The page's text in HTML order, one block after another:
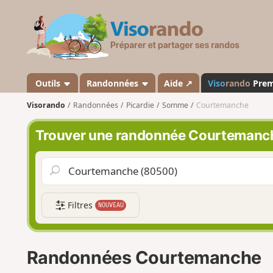
s
a
n
d
o
Outils Randonnées Aide ↗ Visorando
Visorando Randonnées Picardie Somme Courtemanche
Trouver une randonnée
Filtres NOUVEAU
Randonnées Courtemanche